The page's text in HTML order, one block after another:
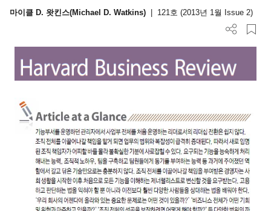
마이클 D. 왓킨스(Michael D. Watkins) 121호 (2013년 1월 Issue 2)